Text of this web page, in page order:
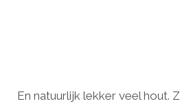
En natuurlijk lekker veel hout.